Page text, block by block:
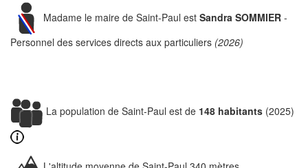
Madame le maire de Saint-Paul est Sandra SOMMIER -
Personnel des services directs aux particuliers (2026)
La population de Saint-Paul est de 148 habitants (2025)